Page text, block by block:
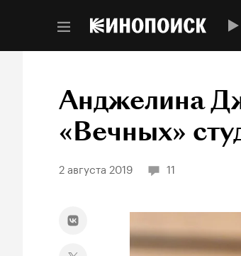
Анджелина
«Вечных»
2 августа 2019 11